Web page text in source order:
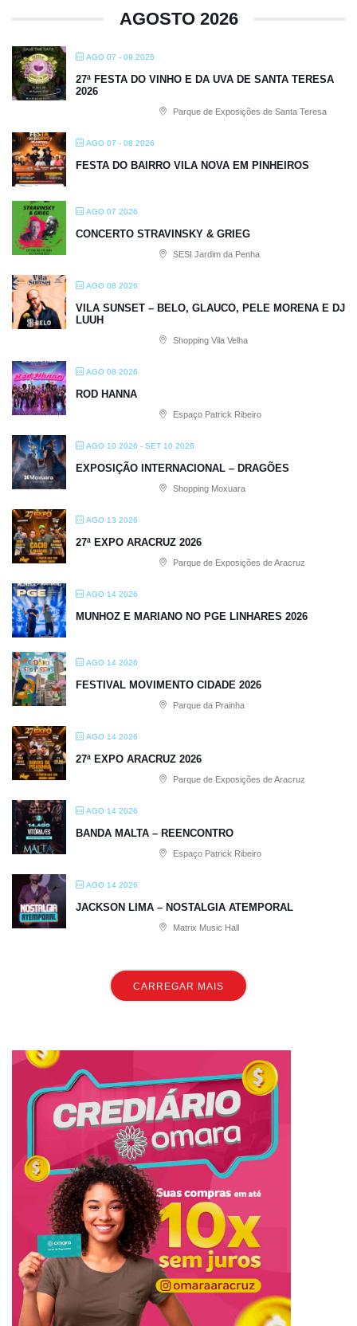
AGOSTO 2026
AGO 07 - 09 2026
27ª FESTA DO VINHO E DA UVA DE SANTA TERESA
2026
Parque de Exposições de Santa Teresa
AGO 07 - 08 2026
FESTA DO BAIRRO VILA NOVA EM PINHEIROS
AGO 07 2026
CONCERTO STRAVINSKY & GRIEG
SESI Jardim da Penha
AGO 08 2026
VILA SUNSET – BELO, GLAUCO, PELE MORENA E DJ
LUUH
Shopping Vila Velha
AGO 08 2026
ROD HANNA
Espaço Patrick Ribeiro
AGO 10 2026 - SET 10 2026
EXPOSIÇÃO INTERNACIONAL – DRAGÕES
Shopping Moxuara
AGO 13 2026
27ª EXPO ARACRUZ 2026
Parque de Exposições de Aracruz
AGO 14 2026
MUNHOZ E MARIANO NO PGE LINHARES 2026
AGO 14 2026
FESTIVAL MOVIMENTO CIDADE 2026
Parque da Prainha
AGO 14 2026
27ª EXPO ARACRUZ 2026
Parque de Exposições de Aracruz
AGO 14 2026
BANDA MALTA – REENCONTRO
Espaço Patrick Ribeiro
AGO 14 2026
JACKSON LIMA – NOSTALGIA ATEMPORAL
Matrix Music Hall
CARREGAR MAIS